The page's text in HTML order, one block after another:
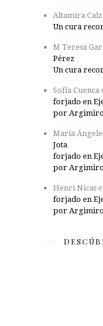
Altamira
Un cura
M Teresa
Pérez
Un cura
Sofía Cuenca
forjado en
por
María
Jota
forjado en
por
Henri Nicas
forjado en
por